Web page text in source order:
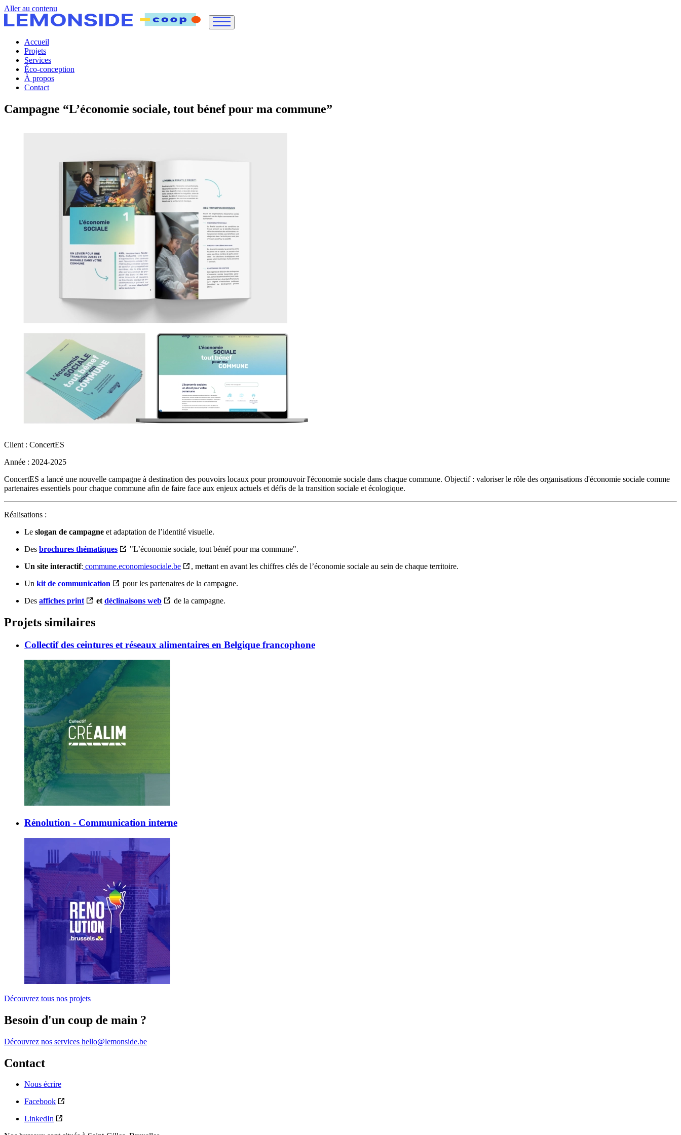
Aller au contenu
Accueil
Projets
Services
Éco-conception
À propos
Contact
Campagne “L’économie sociale, tout bénef pour ma commune”
Client : ConcertES
Année : 2024-2025
ConcertES a lancé une nouvelle campagne à destination des pouvoirs locaux pour promouvoir l'économie sociale dans chaque commune. Objectif : valoriser le rôle des organisations d'économie sociale comme
partenaires essentiels pour chaque commune afin de faire face aux enjeux actuels et défis de la transition sociale et écologique.
Réalisations :
Le slogan de campagne et adaptation de l’identité visuelle.
Des brochures thématiques
"L’économie sociale, tout bénéf pour ma commune".
Un site interactif: commune.economiesociale.be
, mettant en avant les chiffres clés de l’économie sociale au sein de chaque territoire.
Un kit de communication
pour les partenaires de la campagne.
Des affiches print et déclinaisons web de la campagne.
Projets similaires
Collectif des ceintures et réseaux alimentaires en Belgique francophone
Rénolution - Communication interne
Découvrez tous nos projets
Besoin d'un coup de main ?
Découvrez nos services hello@lemonside.be
Contact
Nous écrire
Facebook
LinkedIn